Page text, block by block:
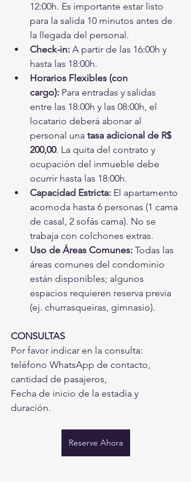
12:00h. Es importante estar listo
para la salida 10 minutos antes de
la llegada del personal.
Check-in: A partir de las 16:00h y
hasta las 18:00h.
Horarios Flexibles (con
cargo): Para entradas y salidas
entre las 18:00h y las 08:00h, el
locatario deberá abonar al
personal una tasa adicional de R$
200,00. La quita del contrato y
ocupación del inmueble debe
ocurrir hasta las 18:00h.
Capacidad Estricta: El apartamento
acomoda hasta 6 personas (1 cama
de casal, 2 sofás cama). No se
trabaja con colchones extras.
Uso de Áreas Comunes: Todas las
áreas comunes del condominio
están disponibles; algunos
espacios requieren reserva previa
(ej. churrasqueiras, gimnasio).
CONSULTAS
Por favor indicar en la consulta:
teléfono WhatsApp de contacto,
cantidad de pasajeros,
Fecha de inicio de la estadía y
duración.
Reserve Ahora